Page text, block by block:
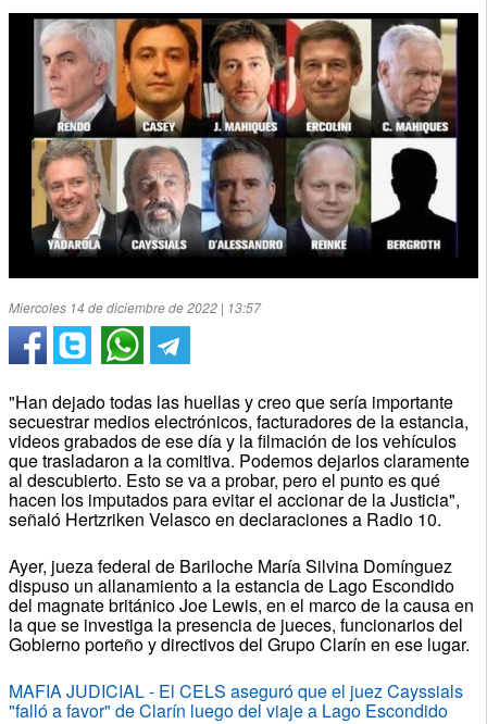
Miercoles 14 de diciembre de 2022 | 13:57
"Han dejado todas las huellas y creo que sería importante
secuestrar medios electrónicos, facturadores de la estancia,
videos grabados de ese día y la filmación de los vehículos
que trasladaron a la comitiva. Podemos dejarlos claramente
al descubierto. Esto se va a probar, pero el punto es qué
hacen los imputados para evitar el accionar de la Justicia",
señaló Hertzriken Velasco en declaraciones a Radio 10.
Ayer, jueza federal de Bariloche María Silvina Domínguez
dispuso un allanamiento a la estancia de Lago Escondido
del magnate británico Joe Lewis, en el marco de la causa en
la que se investiga la presencia de jueces, funcionarios del
Gobierno porteño y directivos del Grupo Clarín en ese lugar.
MAFIA JUDICIAL - El CELS aseguró que el juez Cayssials
"falló a favor" de Clarín luego del viaje a Lago Escondido